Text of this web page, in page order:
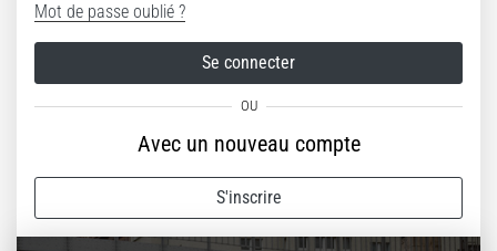
Mot de passe oublié ?
Se connecter
Avec un nouveau compte
S'inscrire